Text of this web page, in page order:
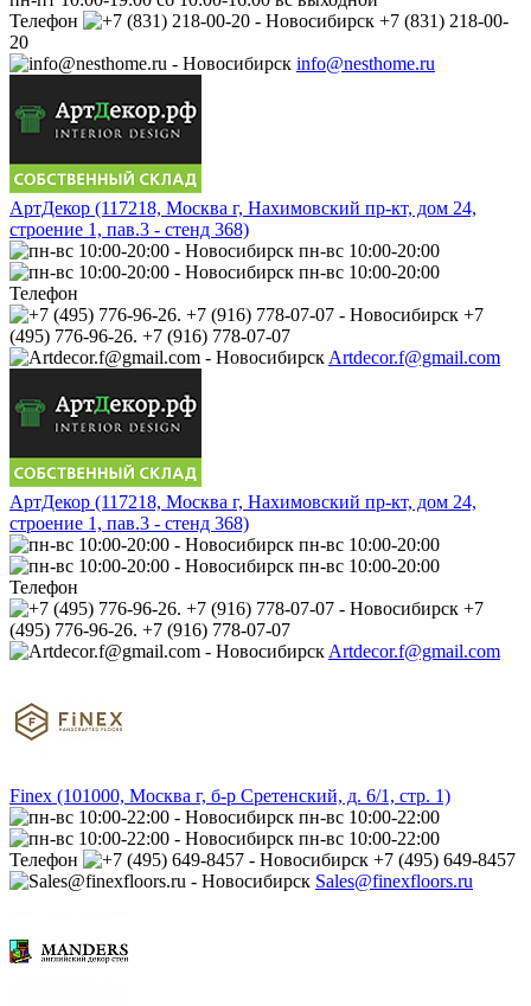
Телефон
+7 (831) 218-00-
20
info@nesthome.ru
АртДекор (117218, Москва г, Нахимовский пр-кт, дом 24,
строение 1, пав.3 - стенд 368)
пн-вс 10:00-20:00
пн-вс 10:00-20:00
Телефон
+7
(495) 776-96-26. +7 (916) 778-07-07
Artdecor.f@gmail.com
АртДекор (117218, Москва г, Нахимовский пр-кт, дом 24,
строение 1, пав.3 - стенд 368)
пн-вс 10:00-20:00
пн-вс 10:00-20:00
Телефон
+7
(495) 776-96-26. +7 (916) 778-07-07
Artdecor.f@gmail.com
Finex (101000, Москва г, б-р Сретенский, д. 6/1, стр. 1)
пн-вс 10:00-22:00
пн-вс 10:00-22:00
Телефон
+7 (495) 649-8457
Sales@finexfloors.ru